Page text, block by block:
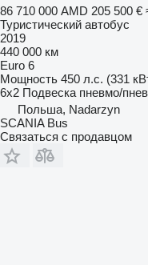
86 710 000 AMD 205 500 €
Туристический автобус
2019
440 000 км
Euro 6
Мощность 450 л.с. (331
6x2 Подвеска пневмо/
Польша, Nadarzyn
SCANIA Bus
Связаться с продавцом